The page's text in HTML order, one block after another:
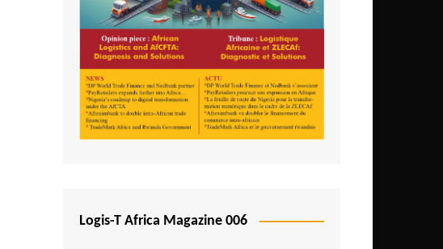
Logis-T Africa Magazine 006